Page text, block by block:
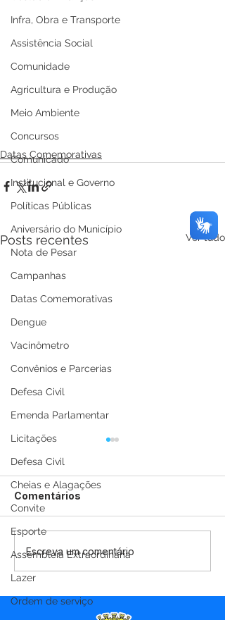
Infra, Obra e Transporte
Assistência Social
Comunidade
Agricultura e Produção
Meio Ambiente
Concursos
Comunicado
Institucional e Governo
Políticas Públicas
Aniversário do Município
Nota de Pesar
Campanhas
Datas Comemorativas
Dengue
Vacinômetro
Convênios e Parcerias
Defesa Civil
Emenda Parlamentar
Licitações
Defesa Civil
Cheias e Alagações
Convite
Esporte
Assembleia Extraordinária
Lazer
Ordem de serviço
Datas Comemorativas
Posts recentes Ver tudo
12 de junho: Feliz Dia
dos Namorados!
Comentários
Escreva um comentário